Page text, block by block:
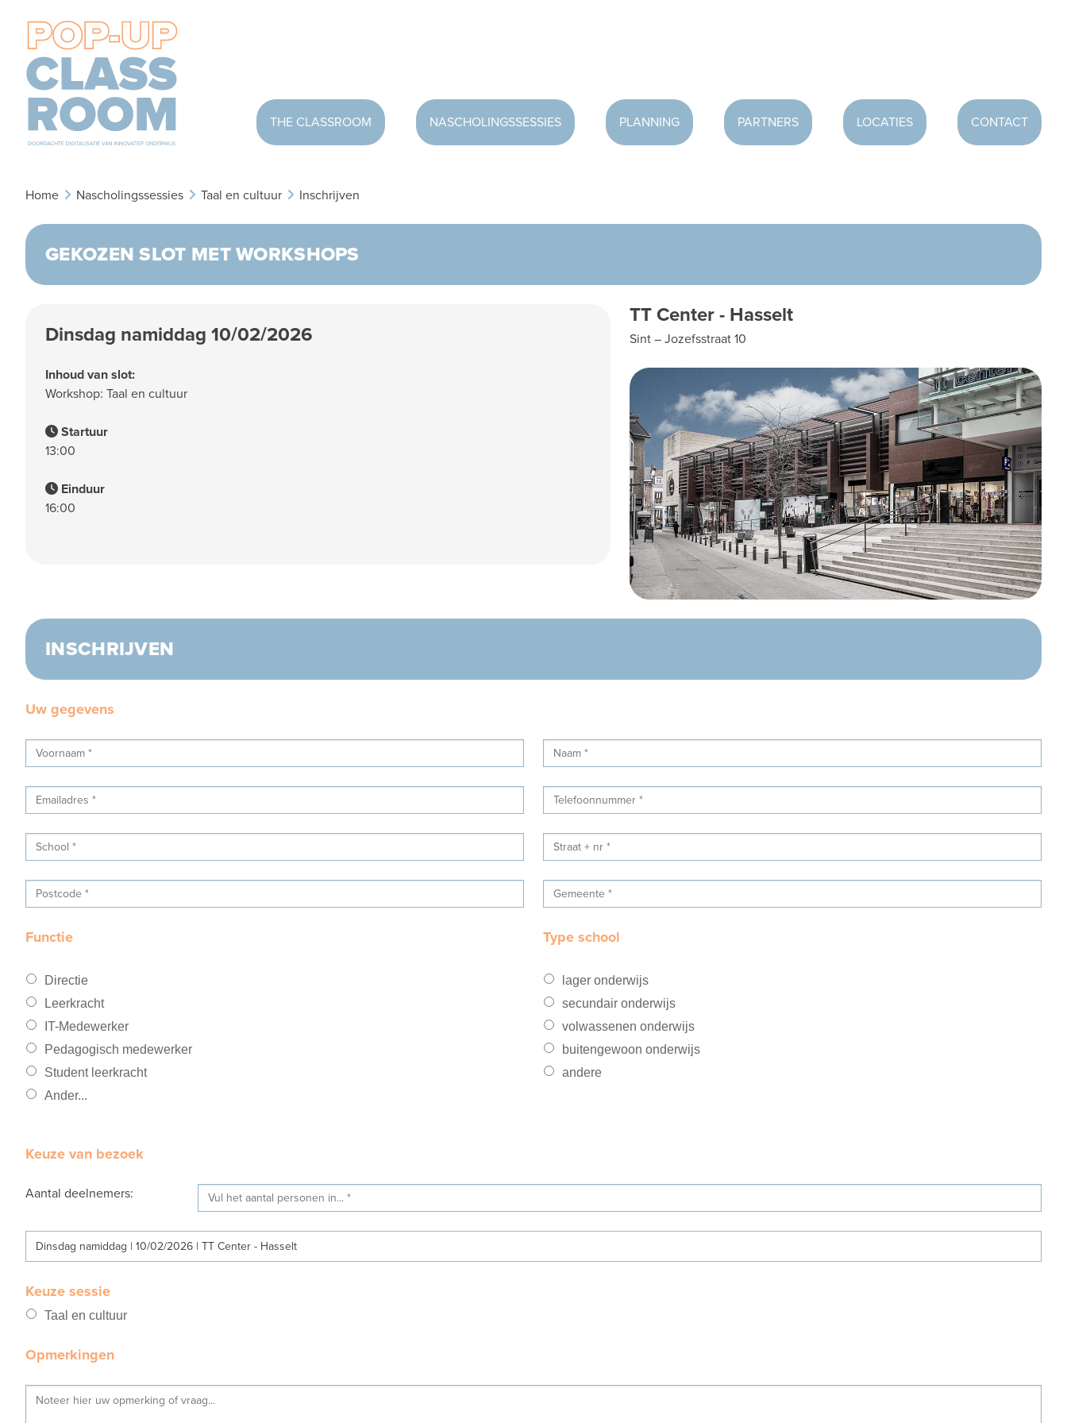
THE CLASSROOM NASCHOLINGSSESSIES PLANNING PARTNERS LOCATIES CONTACT
Home Nascholingssessies Taal en cultuur Inschrijven
GEKOZEN SLOT MET WORKSHOPS
Dinsdag namiddag 10/02/2026
Inhoud van slot:
Workshop: Taal en cultuur
Startuur
13:00
Einduur
16:00
TT Center - Hasselt
Sint – Jozefsstraat 10
INSCHRIJVEN
Uw gegevens
Functie
Directie
Leerkracht
IT-Medewerker
Pedagogisch medewerker
Student leerkracht
Ander...
Type school
lager onderwijs
secundair onderwijs
volwassenen onderwijs
buitengewoon onderwijs
andere
Keuze van bezoek
Aantal deelnemers:
Dinsdag namiddag | 10/02/2026 | TT Center - Hasselt
Keuze sessie
Taal en cultuur
Opmerkingen